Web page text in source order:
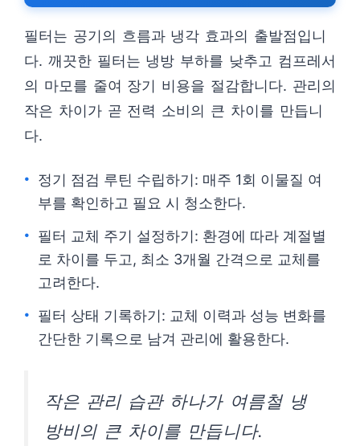
필터는 공기의 흐름과 냉각 효과의 출발점입니
다. 깨끗한 필터는 냉방 부하를 낮추고 컴프레서
의 마모를 줄여 장기 비용을 절감합니다. 관리의
작은 차이가 곧 전력 소비의 큰 차이를 만듭니
다.
정기 점검 루틴 수립하기: 매주 1회 이물질 여
부를 확인하고 필요 시 청소한다.
필터 교체 주기 설정하기: 환경에 따라 계절별
로 차이를 두고, 최소 3개월 간격으로 교체를
고려한다.
필터 상태 기록하기: 교체 이력과 성능 변화를
간단한 기록으로 남겨 관리에 활용한다.
작은 관리 습관 하나가 여름철 냉
방비의 큰 차이를 만듭니다.